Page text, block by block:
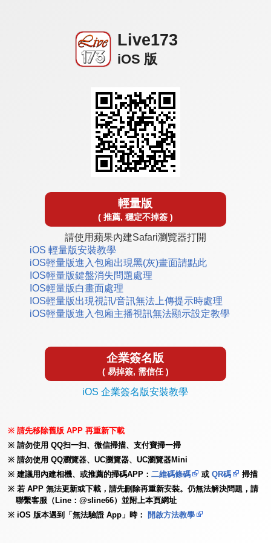
Live173
iOS 版
輕量版
( 推薦, 穩定不掉簽 )
請使用蘋果內建Safari瀏覽器打開
iOS 輕量版安裝教學
iOS輕量版進入包廂出現黑(灰)畫面請點此
IOS輕量版鍵盤消失問題處理
IOS輕量版白畫面處理
IOS輕量版出現視訊/音訊無法上傳提示時處理
iOS輕量版進入包廂主播視訊無法顯示設定教學
企業簽名版
( 易掉簽, 需信任 )
iOS 企業簽名版安裝教學
請先移除舊版 APP 再重新下載
請勿使用 QQ扫一扫、微信掃描、支付寶掃一掃
請勿使用 QQ瀏覽器、UC瀏覽器、UC瀏覽器Mini
建議用內建相機、或推薦的掃碼APP：二維碼條碼 或QR碼
掃描
若 APP 無法更新或下載，請先刪除再重新安裝。仍無法解決問題，請
聯繫客服（Line：@sline66）並附上本頁網址
iOS 版本遇到「無法驗證 App」時：
開啟方法教學